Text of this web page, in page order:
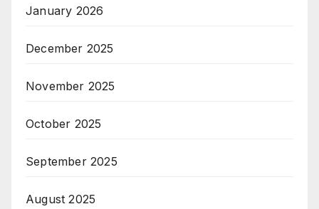
January 2026
December 2025
November 2025
October 2025
September 2025
August 2025